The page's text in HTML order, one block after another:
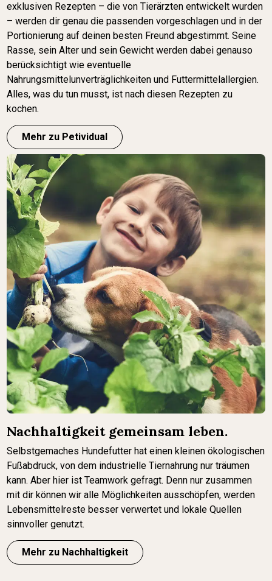
exklusiven Rezepten – die von Tierärzten entwickelt wurden
– werden dir genau die passenden vorgeschlagen und in der
Portionierung auf deinen besten Freund abgestimmt. Seine
Rasse, sein Alter und sein Gewicht werden dabei genauso
berücksichtigt wie eventuelle
Nahrungsmittelunverträglichkeiten und Futtermittelallergien.
Alles, was du tun musst, ist nach diesen Rezepten zu
kochen.
Mehr zu Petividual
Nachhaltigkeit gemeinsam leben.
Selbstgemaches Hundefutter hat einen kleinen ökologischen
Fußabdruck, von dem industrielle Tiernahrung nur träumen
kann. Aber hier ist Teamwork gefragt. Denn nur zusammen
mit dir können wir alle Möglichkeiten ausschöpfen, werden
Lebensmittelreste besser verwertet und lokale Quellen
sinnvoller genutzt.
Mehr zu Nachhaltigkeit